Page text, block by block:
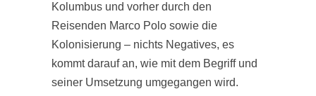
Kolumbus und vorher durch den
Reisenden Marco Polo sowie die
Kolonisierung – nichts Negatives, es
kommt darauf an, wie mit dem Begriff und
seiner Umsetzung umgegangen wird.